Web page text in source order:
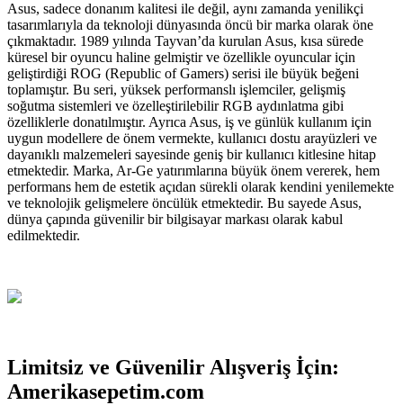
Asus, sadece donanım kalitesi ile değil, aynı zamanda yenilikçi
tasarımlarıyla da teknoloji dünyasında öncü bir marka olarak öne
çıkmaktadır. 1989 yılında Tayvan’da kurulan Asus, kısa sürede
küresel bir oyuncu haline gelmiştir ve özellikle oyuncular için
geliştirdiği ROG (Republic of Gamers) serisi ile büyük beğeni
toplamıştır. Bu seri, yüksek performanslı işlemciler, gelişmiş
soğutma sistemleri ve özelleştirilebilir RGB aydınlatma gibi
özelliklerle donatılmıştır. Ayrıca Asus, iş ve günlük kullanım için
uygun modellere de önem vermekte, kullanıcı dostu arayüzleri ve
dayanıklı malzemeleri sayesinde geniş bir kullanıcı kitlesine hitap
etmektedir. Marka, Ar-Ge yatırımlarına büyük önem vererek, hem
performans hem de estetik açıdan sürekli olarak kendini yenilemekte
ve teknolojik gelişmelere öncülük etmektedir. Bu sayede Asus,
dünya çapında güvenilir bir bilgisayar markası olarak kabul
edilmektedir.
Limitsiz ve Güvenilir Alışveriş İçin:
Amerikasepetim.com